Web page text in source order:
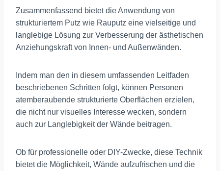
Zusammenfassend bietet die Anwendung von
strukturiertem Putz wie Rauputz eine vielseitige und
langlebige Lösung zur Verbesserung der ästhetischen
Anziehungskraft von Innen- und Außenwänden.
Indem man den in diesem umfassenden Leitfaden
beschriebenen Schritten folgt, können Personen
atemberaubende strukturierte Oberflächen erzielen,
die nicht nur visuelles Interesse wecken, sondern
auch zur Langlebigkeit der Wände beitragen.
Ob für professionelle oder DIY-Zwecke, diese Technik
bietet die Möglichkeit, Wände aufzufrischen und die